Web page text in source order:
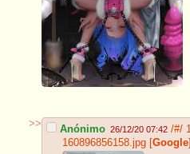
>> Anónimo 26/12/20 07:42 /#/
160896856158.jpg [Google]